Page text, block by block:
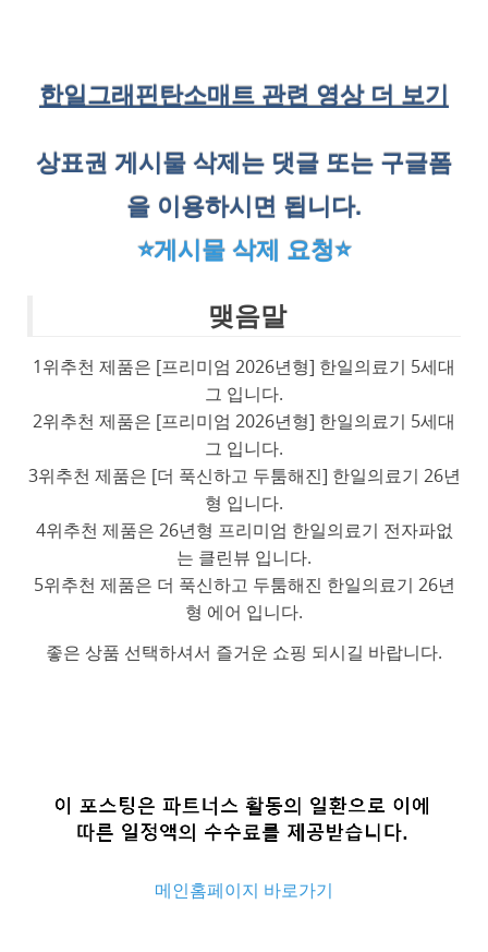
한일그래핀탄소매트 관련 영상 더 보기
상표권 게시물 삭제는 댓글 또는 구글폼
을 이용하시면 됩니다.
⭐게시물 삭제 요청⭐
맺음말
1위추천 제품은 [프리미엄 2026년형] 한일의료기 5세대
그 입니다.
2위추천 제품은 [프리미엄 2026년형] 한일의료기 5세대
그 입니다.
3위추천 제품은 [더 푹신하고 두툼해진] 한일의료기 26년
형 입니다.
4위추천 제품은 26년형 프리미엄 한일의료기 전자파없
는 클린뷰 입니다.
5위추천 제품은 더 푹신하고 두툼해진 한일의료기 26년
형 에어 입니다.
좋은 상품 선택하셔서 즐거운 쇼핑 되시길 바랍니다.
메인홈페이지 바로가기